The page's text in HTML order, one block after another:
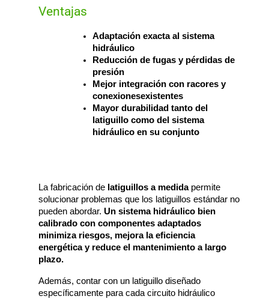
Ventajas
Adaptación exacta al sistema
hidráulico
Reducción de fugas y pérdidas de
presión
Mejor integración con racores y
conexionesexistentes
Mayor durabilidad tanto del
latiguillo como del sistema
hidráulico en su conjunto
La fabricación de latiguillos a medida permite
solucionar problemas que los latiguillos estándar no
pueden abordar. Un sistema hidráulico bien
calibrado con componentes adaptados
minimiza riesgos, mejora la eficiencia
energética y reduce el mantenimiento a largo
plazo.
Además, contar con un latiguillo diseñado
específicamente para cada circuito hidráulico